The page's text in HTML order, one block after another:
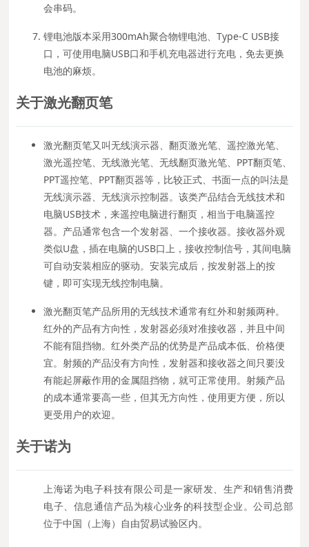
会串码。
锂电池版本采用300mAh聚合物锂电池、Type-C USB接
口，可使用电脑USB口和手机充电器进行充电，免去更换
电池的麻烦。
关于激光翻页笔
激光翻页笔又叫无线演示器、翻页激光笔、遥控激光笔、
激光遥控笔、无线激光笔、无线翻页激光笔、PPT翻页笔、
PPT遥控笔、PPT翻页器等，比较正式、书面一点的叫法是
无线演示器、无线演示控制器。该类产品结合无线技术和
电脑USB技术，来遥控电脑进行翻页，相当于电脑遥控
器。产品通常包含一个发射器、一个接收器。接收器外观
类似U盘，插在电脑的USB口上，接收控制信号，其间电脑
可自动安装相应的驱动。安装完成后，按发射器上的按
键，即可实现无线控制电脑。
激光翻页笔产品所用的无线技术通常有红外和射频两种。
红外的产品有方向性，发射器必须对准接收器，并且中间
不能有阻挡物。红外类产品的优势是产品成本低、价格便
宜。射频的产品没有方向性，发射器和接收器之间只要没
有能起屏蔽作用的金属阻挡物，就可正常使用。射频产品
的成本通常要高一些，但其无方向性，使用更方便，所以
更受用户的欢迎。
关于诺为
上海诺为电子科技有限公司是一家研发、生产和销售消费
电子、信息通信产品为核心业务的科技型企业。公司总部
位于中国（上海）自由贸易试验区内。